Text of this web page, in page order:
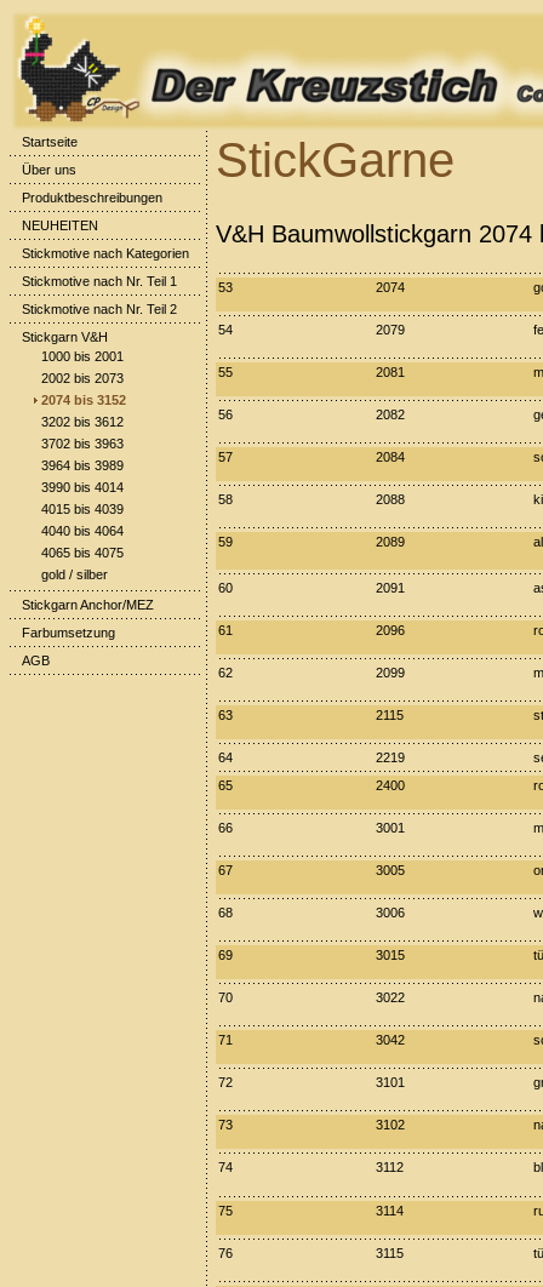
Startseite
Über uns
Produktbeschreibungen
NEUHEITEN
Stickmotive nach Kategorien
Stickmotive nach Nr. Teil 1
Stickmotive nach Nr. Teil 2
Stickgarn V&H
1000 bis 2001
2002 bis 2073
2074 bis 3152
3202 bis 3612
3702 bis 3963
3964 bis 3989
3990 bis 4014
4015 bis 4039
4040 bis 4064
4065 bis 4075
gold / silber
Stickgarn Anchor/MEZ
Farbumsetzung
AGB
StickGarne
V&H Baumwollstickgarn 2074
53 2074
54 2079
55 2081
56 2082
57 2084
58 2088
59 2089
60 2091
61 2096
62 2099
63 2115
64 2219
65
2400
66 3001
67 3005
68 3006
69 3015
70 3022
71 3042
72 3101
73 3102
74 3112
75 3114
76 3115